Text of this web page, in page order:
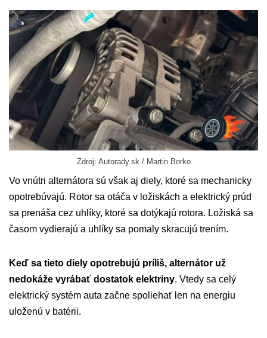
Zdroj: Autorady.sk / Martin Borko
Vo vnútri alternátora sú však aj diely, ktoré sa mechanicky
opotrebúvajú. Rotor sa otáča v ložiskách a elektrický prúd
sa prenáša cez uhlíky, ktoré sa dotýkajú rotora. Ložiská sa
časom vydierajú a uhlíky sa pomaly skracujú trením.
Keď sa tieto diely opotrebujú príliš, alternátor už
nedokáže vyrábať dostatok elektriny. Vtedy sa celý
elektrický systém auta začne spoliehať len na energiu
uloženú v batérii.